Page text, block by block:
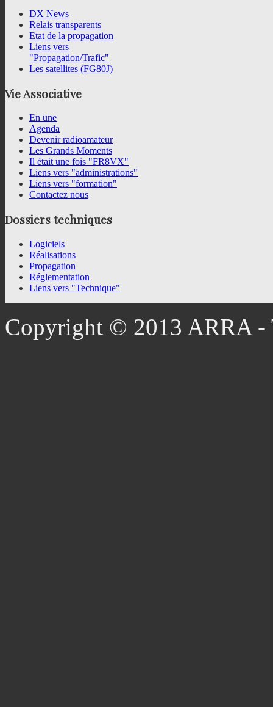
DX News
Relais transparents
Etat de la propagation
Liens vers
"Propagation/Trafic"
Les satellites (FG80J)
VieAssociative
En une
Agenda
Devenir radioamateur
Les Grands Moments
Il était une fois "FR8VX"
Liens vers "administrations"
Liens vers "formation"
Contactez nous
Dossiers techniques
Logiciels
Réalisations
Propagation
Réglementation
Liens vers "Technique"
Copyright © 2013 ARRA -